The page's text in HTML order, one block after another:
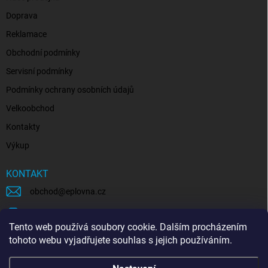
Tento web používá soubory cookie. Dalším procházením
tohoto webu vyjadřujete souhlas s jejich používáním.
Doprava
Reklamace
Obchodní podmínky
Servisní podmínky
Podmínky ochrany osobních údajů
Velkoobchod
Kontakty
Výkup
KONTAKT
obchod @eplovna.cz
eplovna.cz